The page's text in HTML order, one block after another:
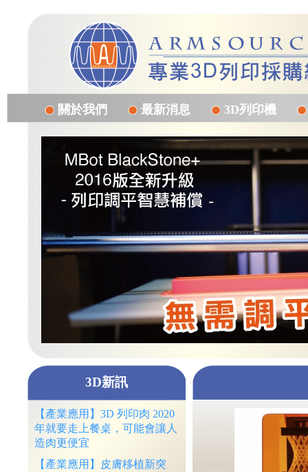
關於我們 最新消息 3D列印機
3D新訊
【產業應用】3D 列印肉 2020
年就要走上餐桌，可能會讓人
造肉更便宜
【產業應用】皮膚移植新突